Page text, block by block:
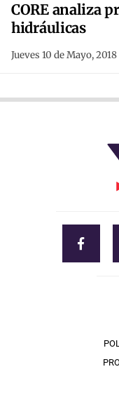
CORE analiza
hidráulicas
Jueves 10 de Mayo,